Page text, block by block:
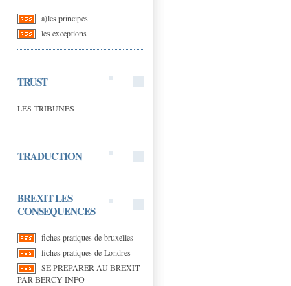
a)les principes
les exceptions
TRUST
LES TRIBUNES
TRADUCTION
BREXIT LES
CONSEQUENCES
fiches pratiques de bruxelles
fiches pratiques de Londres
SE PREPARER AU BREXIT
PAR BERCY INFO